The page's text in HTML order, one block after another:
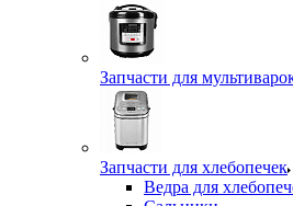
Запчасти для
Запчасти для хлебопечек
Ведра для